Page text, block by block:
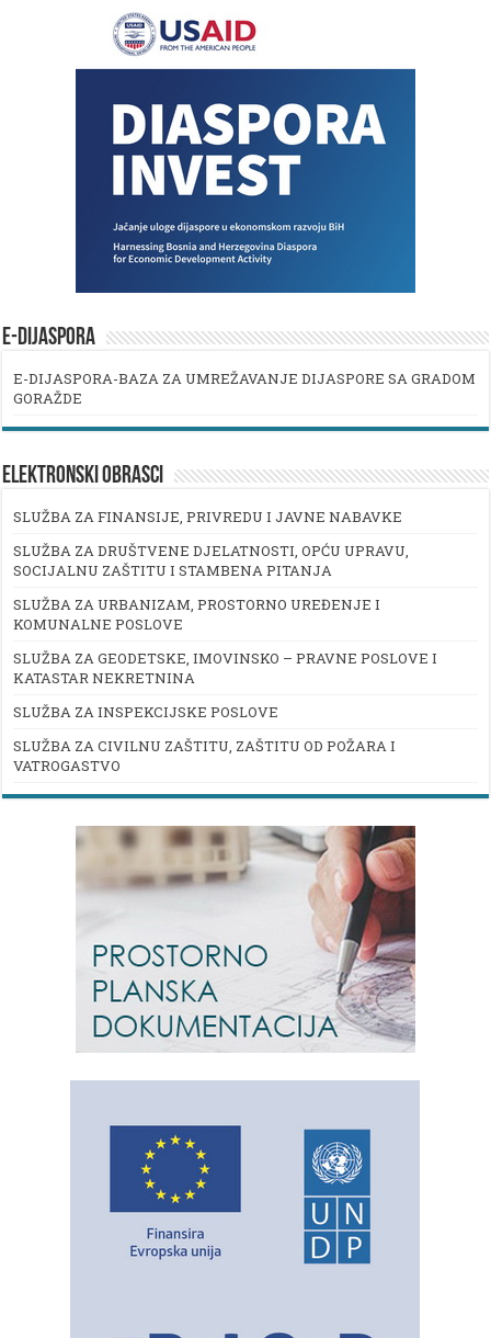
E-DIJASPORA
E-DIJASPORA-BAZA ZA UMREŽAVANJE DIJASPORE SA GRADOM
GORAŽDE
ELEKTRONSKI OBRASCI
SLUŽBA ZA FINANSIJE, PRIVREDU I JAVNE NABAVKE
SLUŽBA ZA DRUŠTVENE DJELATNOSTI, OPĆU UPRAVU,
SOCIJALNU ZAŠTITU I STAMBENA PITANJA
SLUŽBA ZA URBANIZAM, PROSTORNO UREĐENJE I
KOMUNALNE POSLOVE
SLUŽBA ZA GEODETSKE, IMOVINSKO – PRAVNE POSLOVE I
KATASTAR NEKRETNINA
SLUŽBA ZA INSPEKCIJSKE POSLOVE
SLUŽBA ZA CIVILNU ZAŠTITU, ZAŠTITU OD POŽARA I
VATROGASTVO